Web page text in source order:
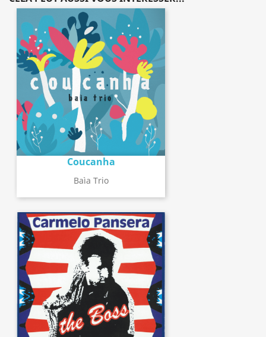
Coucanha
Baìa Trio